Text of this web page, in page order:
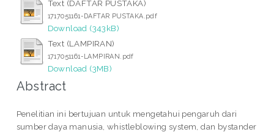
Text (DAFTAR PUSTAKA)
1717051161-DAFTAR PUSTAKA.pdf
Download (343kB)
Text (LAMPIRAN)
1717051161-LAMPIRAN.pdf
Download (3MB)
Abstract
Penelitian ini bertujuan untuk mengetahui pengaruh dari
sumber daya manusia, whistleblowing system, dan bystander